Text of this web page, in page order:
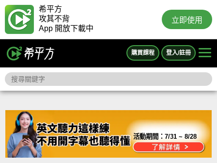
希平方
攻其不背
App 開放下載中
立即使用
購買課程 登入/註冊
活動期間：7/31 ~ 8/28